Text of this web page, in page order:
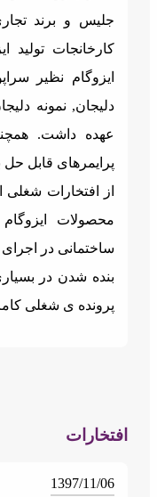
و برند تجاری
تولید
نظیر سراپوش
نمونه دلیجان,
داشت. همچنین در
قابل حل با آب و
افتخارات شغلی ایشان
ایزوگام در
در اجرای
شدن در بسیاری از
ی شغلی کامران به
1397/11/